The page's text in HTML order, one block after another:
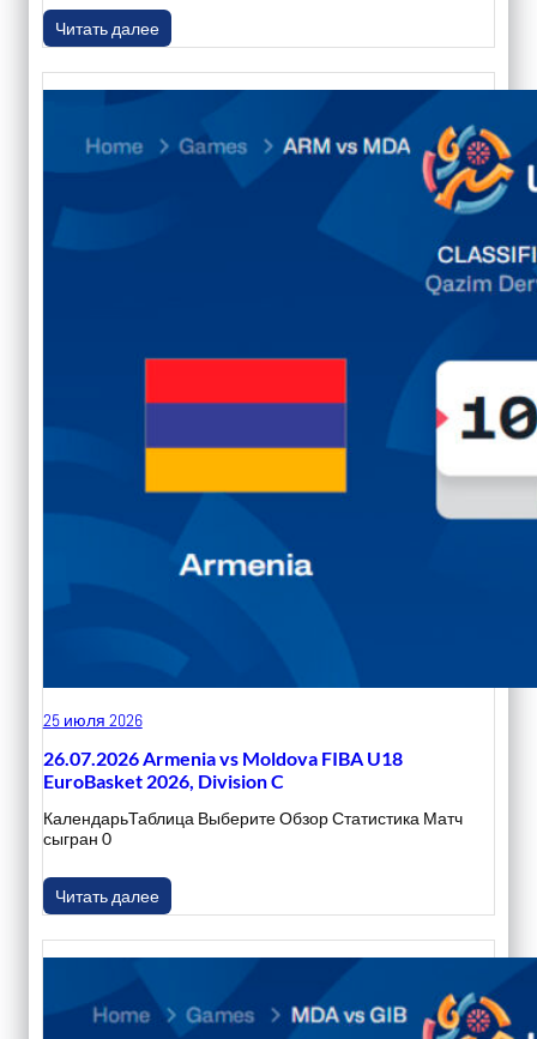
Читать далее
25 июля 2026
26.07.2026 Armenia vs Moldova FIBA U18
EuroBasket 2026, Division C
КалендарьТаблица Выберите Обзор Статистика Матч
сыгран 0
Читать далее